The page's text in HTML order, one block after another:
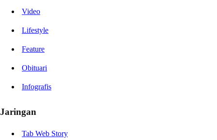
Video
Lifestyle
Feature
Obituari
Infografis
Jaringan
Tab Web Story